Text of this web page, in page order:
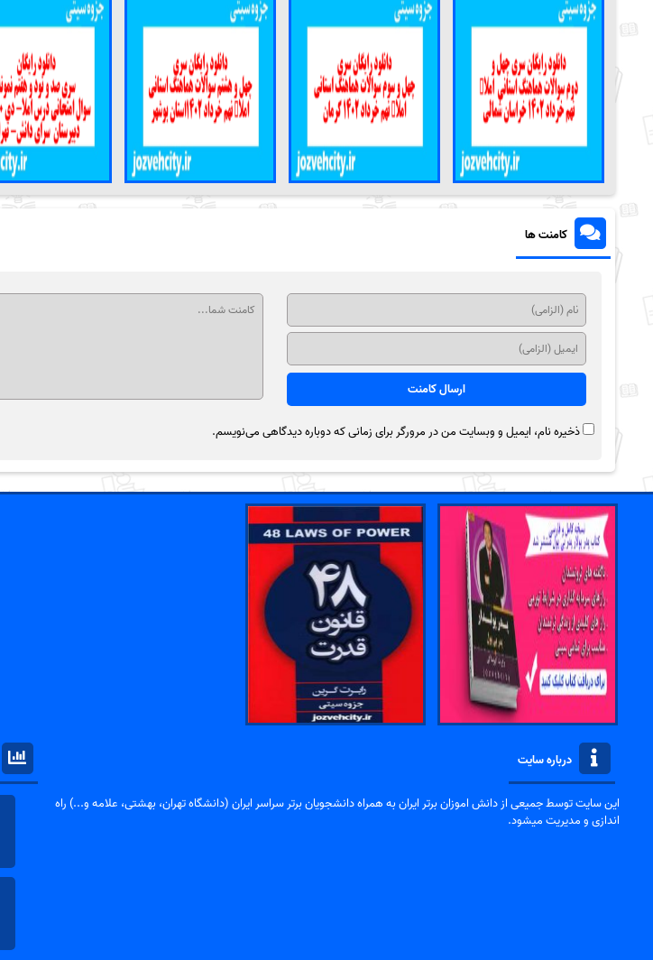
کامنت ها
ذخیره نام، ایمیل و وبسایت من در مرورگر برای زمانی که دوباره دیدگاهی می‌نویسم.
درباره سایت
این سایت توسط جمیعی از دانش اموزان برتر ایران به همراه دانشجویان برتر سراسر ایران (دانشگاه تهران، بهشتی، علامه و...) راه
اندازی و مدیریت میشود.